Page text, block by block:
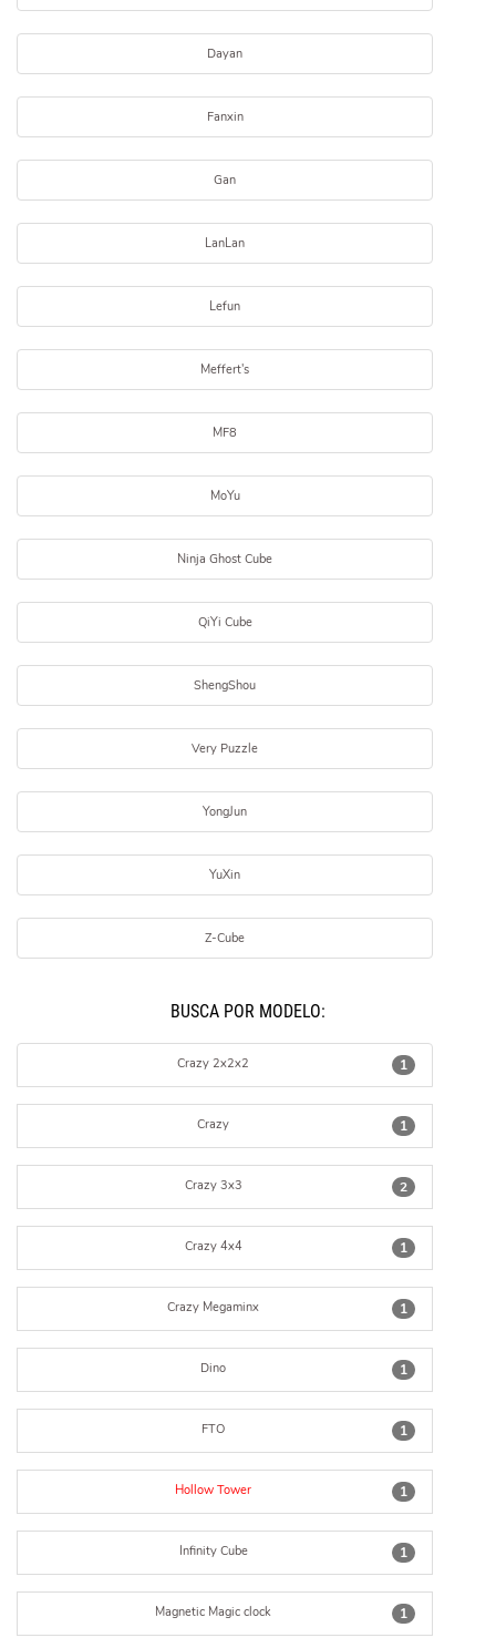
Dayan
Fanxin
Gan
LanLan
Lefun
Meffert's
MF8
MoYu
Ninja Ghost Cube
QiYi Cube
ShengShou
Very Puzzle
YongJun
YuXin
Z-Cube
BUSCÁ POR MODELO:
1
Crazy 2x2x2
1
Crazy
2
Crazy 3x3
1
Crazy 4x4
1
Crazy Megaminx
1
Dino
1
FTO
1
Hollow Tower
1
Infinity Cube
1
Magnetic Magic clock